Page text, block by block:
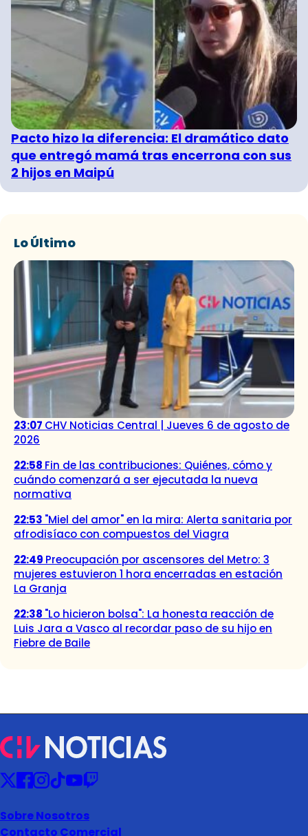
Pacto hizo la diferencia: El dramático dato
que entregó mamá tras encerrona con sus
2 hijos en Maipú
Lo Último
23:07 CHV Noticias Central | Jueves 6 de agosto de
2026
22:58 Fin de las contribuciones: Quiénes, cómo y
cuándo comenzará a ser ejecutada la nueva
normativa
22:53 "Miel del amor" en la mira: Alerta sanitaria por
afrodisíaco con compuestos del Viagra
22:49 Preocupación por ascensores del Metro: 3
mujeres estuvieron 1 hora encerradas en estación
La Granja
22:38 "Lo hicieron bolsa": La honesta reacción de
Luis Jara a Vasco al recordar paso de su hijo en
Fiebre de Baile
Sobre Nosotros
Contacto Comercial